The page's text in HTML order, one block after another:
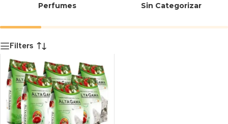
Perfumes Sin Categorizar
Filters